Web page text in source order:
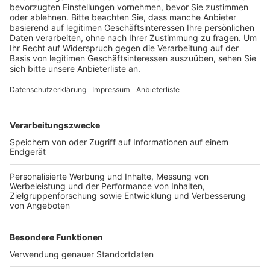
Veröffentlicht:Freitag, 30.10.2020 14:57
Anzeige
Der Zoo hofft, dass die Schließung auf ein zeitliches
funktioniere. Außerdem sei der Zoo mit seiner
weitläufigen Anlage ein Ort für Erholung und
Zerstreuung. Sobald man wieder öffnen könne, werde
man das mitteilen. An diesem Wochenende hat der
Zoo aber noch einmal ganz normal geöffnet.
Anzeige